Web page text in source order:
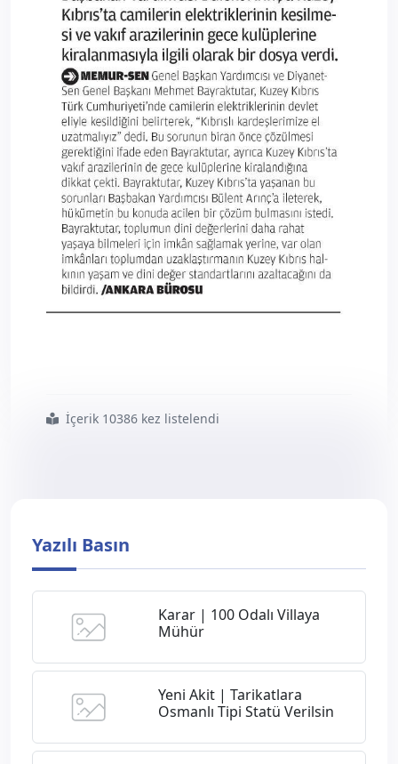
#vakıf
#arazileri
#gece
#kulüplerine
#kiralanıyor
#milli
#gazeteİçerik 10386 kez listelendi
Yazılı Basın
Karar | 100 Odalı Villaya
Mühür
Yeni Akit | Tarikatlara
Osmanlı Tipi Statü Verilsin